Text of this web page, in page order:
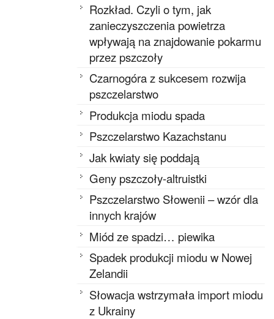
Rozkład. Czyli o tym, jak
zanieczyszczenia powietrza
wpływają na znajdowanie pokarmu
przez pszczoły
Czarnogóra z sukcesem rozwija
pszczelarstwo
Produkcja miodu spada
Pszczelarstwo Kazachstanu
Jak kwiaty się poddają
Geny pszczoły-altruistki
Pszczelarstwo Słowenii – wzór dla
innych krajów
Miód ze spadzi… piewika
Spadek produkcji miodu w Nowej
Zelandii
Słowacja wstrzymała import miodu
z Ukrainy